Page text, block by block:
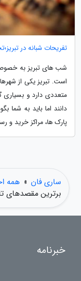
تفریحات شبانه در
شب های تبریز به
است. تبریز یکی از
متعددی دارد و
دانند اما باید به شما
پارک ها، مراکز خرید و
ساری فان » همه
برترین مقصدهای
خبرنامه